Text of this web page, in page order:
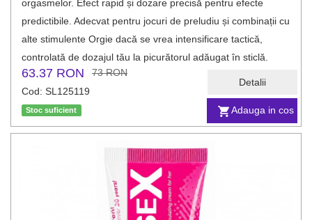
Adauga in cos
Detalii
orgasmelor. Efect rapid și dozare precisă pentru efecte
predictibile. Adecvat pentru jocuri de preludiu și combinații cu
alte stimulente Orgie dacă se vrea intensificare tactică,
controlată de dozajul tău la picurătorul adăugat în sticlă.
63.37 RON
73 RON
Cod: SL125119
Stoc suficient